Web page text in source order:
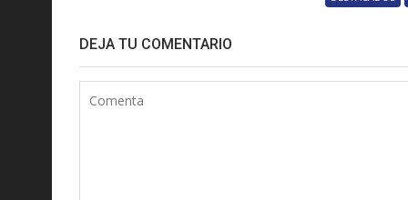
DEJA TU COMENTARIO